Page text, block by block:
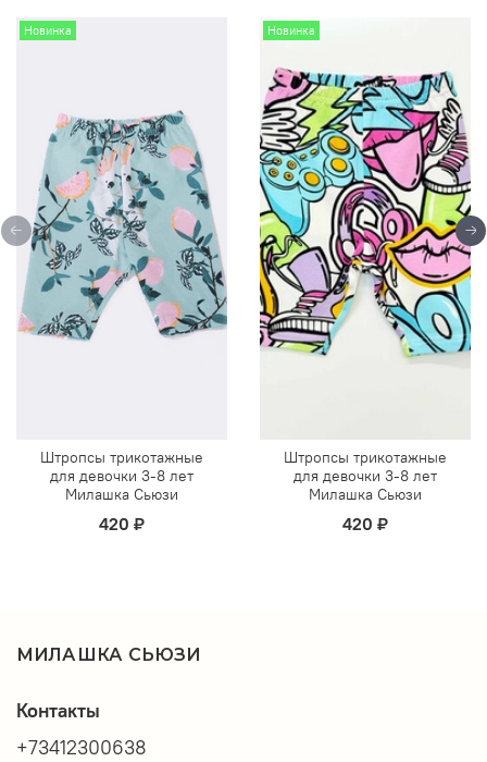
Новинка
Штропсы трикотажные
для девочки 3-8 лет
Милашка Сьюзи
420 ₽
Новинка
Штропсы трикотажные
для девочки 3-8 лет
Милашка Сьюзи
420 ₽
МИЛАШКА СЬЮЗИ
Контакты
+73412300638